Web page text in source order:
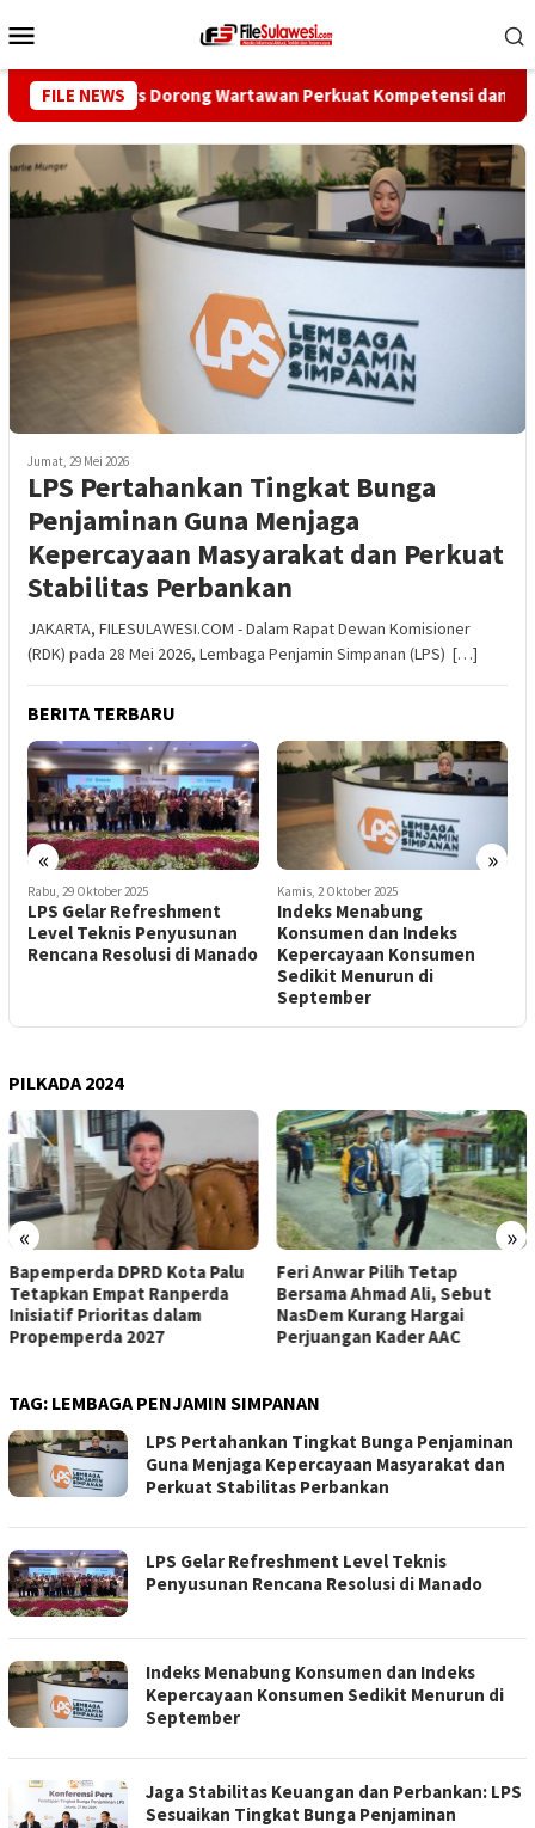
ke
Mobile
FILE NEWS
Pers Dorong Wartawan Perkuat Kompetensi dan
Jumat, 29 Mei 2026
LPS Pertahankan Tingkat Bunga
Penjaminan Guna Menjaga
Kepercayaan Masyarakat dan Perkuat
Stabilitas Perbankan
JAKARTA, FILESULAWESI.COM - Dalam Rapat Dewan Komisioner
(RDK) pada 28 Mei 2026, Lembaga Penjamin Simpanan (LPS) […]
BERITA TERBARU
« »
Kamis, 2 Oktober 2025
Indeks Menabung
Konsumen dan Indeks
Kepercayaan Konsumen
Selasa, 27 Mei 2025
Jaga Stabilitas Keuangan
dan Perbankan: LPS
Sesuaikan Tingkat Bunga
Penjaminan
PILKADA 2024
« »
Feri Anwar Pilih Tetap
Bersama Ahmad Ali, Sebut
NasDem Kurang Hargai
Perjuangan Kader AAC
Pengurus Inti DPW Partai
Nasdem Sulteng Resmi
Mengundurkan Diri dari
Kepengurusan
TAG: LEMBAGA PENJAMIN SIMPANAN
LPS Pertahankan Tingkat Bunga Penjaminan
Guna Menjaga Kepercayaan Masyarakat dan
Perkuat Stabilitas Perbankan
LPS Gelar Refreshment Level Teknis
Penyusunan Rencana Resolusi di Manado
Indeks Menabung Konsumen dan Indeks
Kepercayaan Konsumen Sedikit Menurun di
September
Jaga Stabilitas Keuangan dan Perbankan: LPS
Sesuaikan Tingkat Bunga Penjaminan